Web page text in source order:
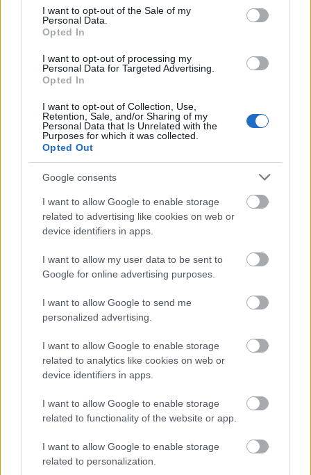
consent section.
I want to opt-out of the Sale of my
Personal Data.
Opted In
I want to opt-out of processing my
Personal Data for Targeted Advertising.
Opted In
I want to opt-out of Collection, Use,
Retention, Sale, and/or Sharing of my
Personal Data that Is Unrelated with the
Purposes for which it was collected.
Opted Out
Google consents
I want to allow Google to enable storage
related to advertising like cookies on web or
device identifiers in apps.
I want to allow my user data to be sent to
Google for online advertising purposes.
I want to allow Google to send me
personalized advertising.
I want to allow Google to enable storage
related to analytics like cookies on web or
device identifiers in apps.
I want to allow Google to enable storage
related to functionality of the website or app.
I want to allow Google to enable storage
related to personalization.
Ακολουθήστε το
newsκαι μάθετε τα πάντα γύρω από
τις τάσεις της μόδας, τα τέλεια outfits
και τα πιο hot fashion news.
Οι μαμάκηδες του ζωδιακού: Αυτά τα ζώδια είναι
συνήθως κολλημένα στη μαμά τους
Τα 6 σημεία του σπιτιού που δεν χρειάζεται να
3-3-3 rule: Ο κανόνας που θα αλλάξει τον τρόπο
STREET STYLE
ΚΑΛΟΚΑΙΡΙΝΑ LOOKS